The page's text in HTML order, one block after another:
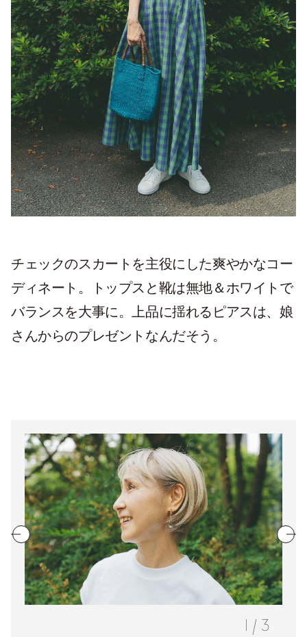
チェックのスカートを主役にした爽やかなコー
ディネート。トップスと靴は無地＆ホワイトで
バランスを大事に。上品に揺れるピアスは、娘
さんからのプレゼントなんだそう。
1 / 3